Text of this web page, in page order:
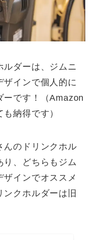
ルダーは、ジムニ
ザインで個人的に
ーです！（Amazon
納得です）
んのドリンクホル
り、どちらもジム
インでオススメ
ンクホルダーは旧